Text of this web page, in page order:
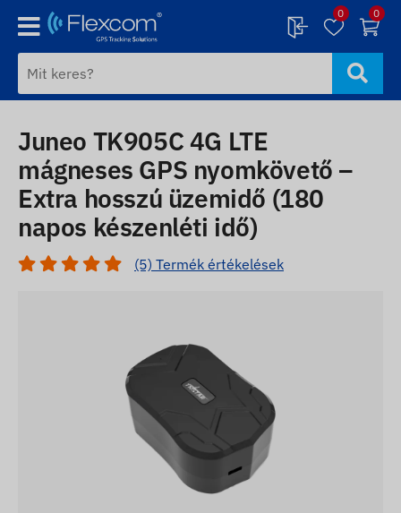
0 0
Juneo TK905C 4G LTE
mágneses GPS nyomkövető –
Extra hosszú üzemidő (180
napos készenléti idő)
(5) Termék értékelések